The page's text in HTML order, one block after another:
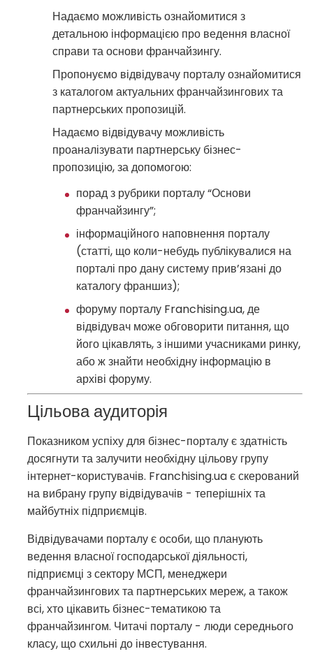
Надаємо можливість ознайомитися з
детальною інформацією про ведення власної
справи та основи франчайзингу.
Пропонуємо відвідувачу порталу ознайомитися
з каталогом актуальних франчайзингових та
партнерських пропозицій.
Надаємо відвідувачу можливість
проаналізувати партнерську бізнес-
пропозицію, за допомогою:
порад з рубрики порталу “Основи
франчайзингу”;
інформаційного наповнення порталу
(статті, що коли-небудь публікувалися на
порталі про дану систему прив’язані до
каталогу франшиз);
форуму порталу Franchising.ua, де
відвідувач може обговорити питання, що
його цікавлять, з іншими учасниками ринку,
або ж знайти необхідну інформацію в
архіві форуму.
Цільова аудиторія
Показником успіху для бізнес-порталу є здатність
досягнути та залучити необхідну цільову групу
інтернет-користувачів. Franchising.ua є скерований
на вибрану групу відвідувачів - теперішніх та
майбутніх підприємців.
Відвідувачами порталу є особи, що планують
ведення власної господарської діяльності,
підприємці з сектору МСП, менеджери
франчайзингових та партнерських мереж, а також
всі, хто цікавить бізнес-тематикою та
франчайзингом. Читачі порталу - люди середнього
класу, що схильні до інвестування.